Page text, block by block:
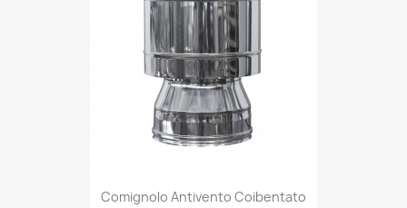
Comignolo Antivento Coibentato